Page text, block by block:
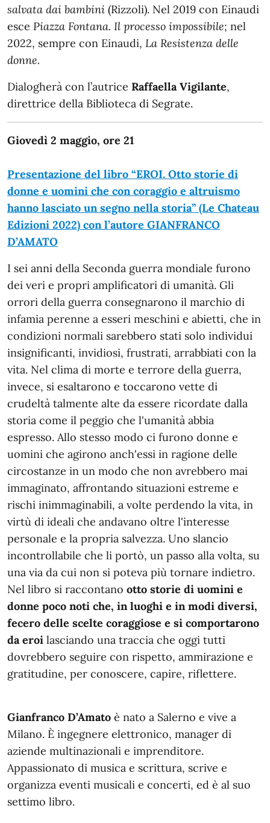
salvata dai bambini (Rizzoli). Nel 2019 con Einaudi
esce Piazza Fontana. Il processo impossibile; nel
2022, sempre con Einaudi, La Resistenza delle
donne.
Dialogherà con l’autrice Raffaella Vigilante,
direttrice della Biblioteca di Segrate.
Giovedì 2 maggio, ore 21
Presentazione del libro “EROI. Otto storie di
donne e uomini che con coraggio e altruismo
hanno lasciato un segno nella storia” (Le Chateau
Edizioni 2022) con l’autore GIANFRANCO
D’AMATO
I sei anni della Seconda guerra mondiale furono
dei veri e propri amplificatori di umanità. Gli
orrori della guerra consegnarono il marchio di
infamia perenne a esseri meschini e abietti, che in
condizioni normali sarebbero stati solo individui
insignificanti, invidiosi, frustrati, arrabbiati con la
vita. Nel clima di morte e terrore della guerra,
invece, si esaltarono e toccarono vette di
crudeltà talmente alte da essere ricordate dalla
storia come il peggio che l'umanità abbia
espresso. Allo stesso modo ci furono donne e
uomini che agirono anch'essi in ragione delle
circostanze in un modo che non avrebbero mai
immaginato, affrontando situazioni estreme e
rischi inimmaginabili, a volte perdendo la vita, in
virtù di ideali che andavano oltre l'interesse
personale e la propria salvezza. Uno slancio
incontrollabile che li portò, un passo alla volta, su
una via da cui non si poteva più tornare indietro.
Nel libro si raccontano otto storie di uomini e
donne poco noti che, in luoghi e in modi diversi,
fecero delle scelte coraggiose e si comportarono
da eroi lasciando una traccia che oggi tutti
dovrebbero seguire con rispetto, ammirazione e
gratitudine, per conoscere, capire, riflettere.
Gianfranco D’Amato è nato a Salerno e vive a
Milano. È ingegnere elettronico, manager di
aziende multinazionali e imprenditore.
Appassionato di musica e scrittura, scrive e
organizza eventi musicali e concerti, ed è al suo
settimo libro.